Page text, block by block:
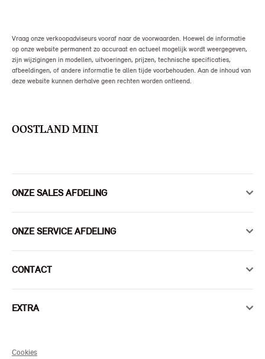
Vraag onze verkoopadviseurs vooraf naar de voorwaarden. Hoewel de informatie
op onze website permanent zo accuraat en actueel mogelijk wordt weergegeven,
zijn wijzigingen in modellen, uitvoeringen, prijzen, technische specificaties,
afbeeldingen, of andere informatie te allen tijde voorbehouden. Aan de inhoud van
deze website kunnen derhalve geen rechten worden ontleend.
OOSTLAND MINI
ONZE SALES AFDELING
ONZE SERVICE AFDELING
CONTACT
EXTRA
Cookies